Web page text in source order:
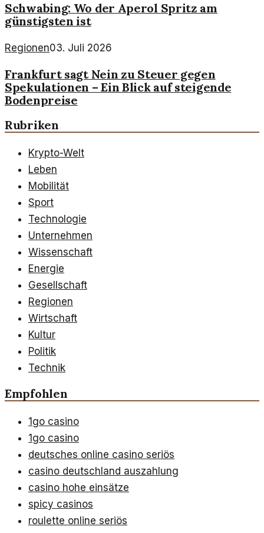
Schwabing: Wo der Aperol Spritz am
günstigsten ist
Regionen03. Juli 2026
Frankfurt sagt Nein zu Steuer gegen
Spekulationen – Ein Blick auf steigende
Bodenpreise
Rubriken
Krypto-Welt
Leben
Mobilität
Sport
Technologie
Unternehmen
Wissenschaft
Energie
Gesellschaft
Regionen
Wirtschaft
Kultur
Politik
Technik
Empfohlen
1go casino
1go casino
deutsches online casino seriös
casino deutschland auszahlung
casino hohe einsätze
spicy casinos
roulette online seriös